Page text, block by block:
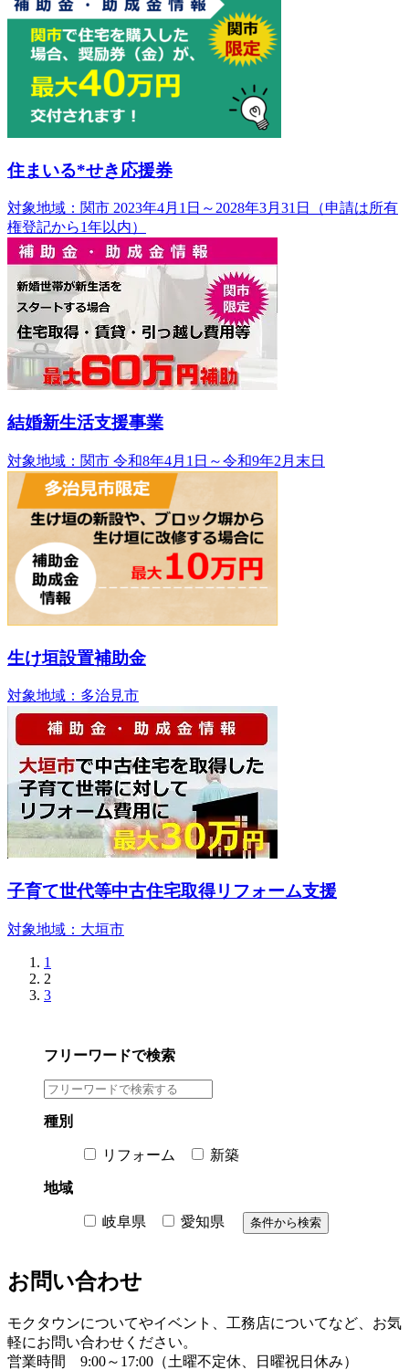
住まいる*せき応援券
対象地域：関市 2023年4月1日～2028年3月31日（申請は所有
権登記から1年以内）
結婚新生活支援事業
対象地域：関市 令和8年4月1日～令和9年2月末日
生け垣設置補助金
対象地域：多治見市
子育て世代等中古住宅取得リフォーム支援
対象地域：大垣市
1
2
3
フリーワードで検索
種別
リフォーム 新築
地域
岐阜県 愛知県
お問い合わせ
モクタウンについてやイベント、工務店についてなど、お気
軽にお問い合わせください。
営業時間 9:00～17:00（土曜不定休、日曜祝日休み）